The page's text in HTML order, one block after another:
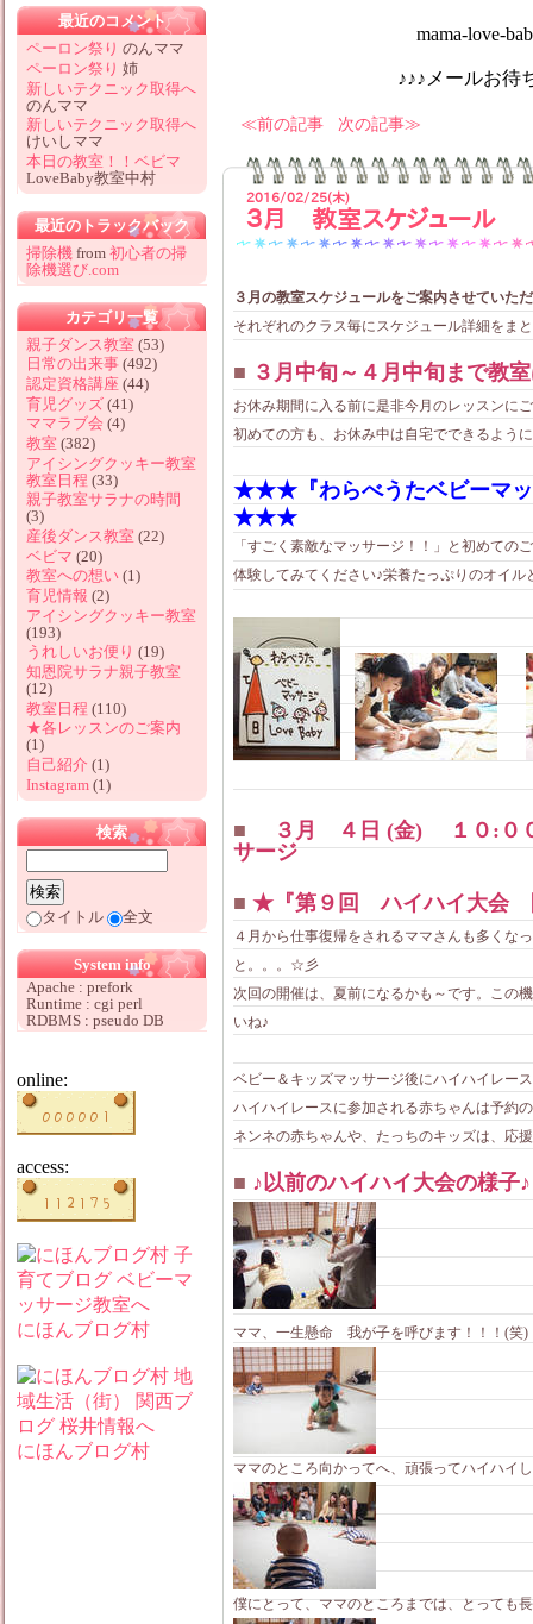
mama-love-
♪♪♪メールお待ちして
前の記事 次の記事
2016/02/25(木)
３月 教室スケジュール
３月の教室スケジュールをご案内させていた
それぞれのクラス毎にスケジュール詳細をま
■ ３月中旬～４月中旬まで教
お休み期間に入る前に是非今月のレッスンに
初めての方も、お休み中は自宅でできるよう
★★★『わらべうたベビーマッ
★★★
「すごく素敵なマッサージ！！」と初めての
体験してみてください♪栄養たっぷりのオイ
■
３月 ４日 (金) １０:０
サージ
■ ★『第９回 ハイハイ大会
４月から仕事復帰をされるママさんも多くな
と。。。☆彡
次回の開催は、夏前になるかも～です。この
いね♪
ベビー＆キッズマッサージ後にハイハイレー
ハイハイレースに参加される赤ちゃんは予約
ネンネの赤ちゃんや、たっちのキッズは、応
■ ♪以前のハイハイ大会の様子♪
ママ、一生懸命 我が子を呼びます！！！(笑)
ママのところ向かってへ、頑張ってハイハイ
僕にとって、ママのところまでは、とっても
最近のコメント
ペーロン祭り のんママ
ペーロン祭り 姉
新しいテクニック取得へ
のんママ
新しいテクニック取得へ
けいしママ
本日の教室！！ベビマ
LoveBaby教室中村
最近のトラックバック
掃除機 from 初心者の掃
除機選び.com
カテゴリ一覧
親子ダンス教室 (53)
日常の出来事 (492)
認定資格講座 (44)
育児グッズ (41)
ママラブ会 (4)
教室 (382)
アイシングクッキー教室
教室日程 (33)
親子教室サラナの時間
(3)
産後ダンス教室 (22)
ベビマ (20)
教室への想い (1)
育児情報 (2)
アイシングクッキー教室
(193)
うれしいお便り (19)
知恩院サラナ親子教室
(12)
教室日程 (110)
★各レッスンのご案内
(1)
自己紹介 (1)
Instagram (1)
検索
タイトル 全文
System info
Apache : prefork
Runtime : cgi perl
RDBMS : pseudo DB
online:
access:
にほんブログ村
にほんブログ村